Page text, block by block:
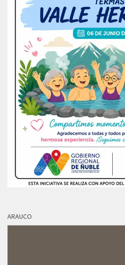
ARAUCO